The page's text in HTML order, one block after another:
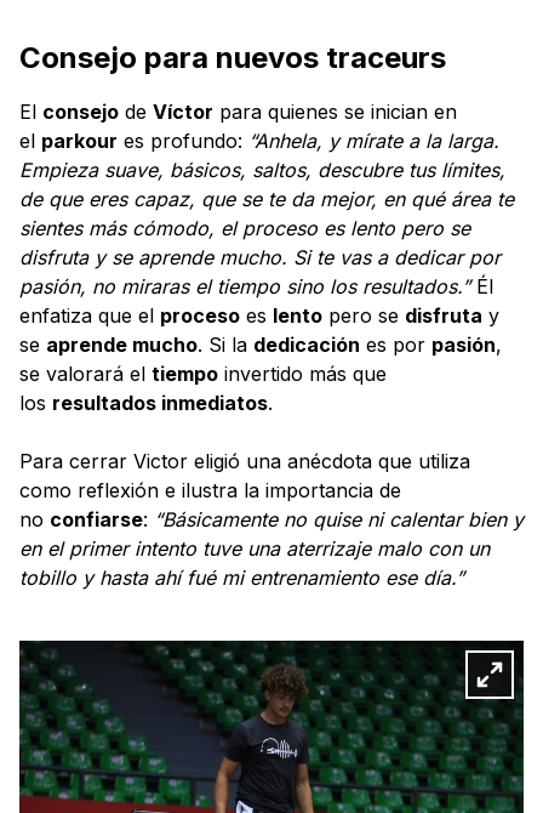
Consejo para nuevos traceurs
El consejo de Víctor para quienes se inician en
el parkour es profundo: “Anhela, y mírate a la larga.
Empieza suave, básicos, saltos, descubre tus límites,
de que eres capaz, que se te da mejor, en qué área te
sientes más cómodo, el proceso es lento pero se
disfruta y se aprende mucho. Si te vas a dedicar por
pasión, no miraras el tiempo sino los resultados.”Él
enfatiza que el proceso es lento pero se disfruta y
se aprende mucho. Si la dedicación es por pasión,
se valorará el tiempo invertido más que
los resultados inmediatos.
Para cerrar Victor eligió una anécdota que utiliza
como reflexión e ilustra la importancia de
no confiarse: “Básicamente no quise ni calentar bien y
en el primer intento tuve una aterrizaje malo con un
tobillo y hasta ahí fué mi entrenamiento ese día.”